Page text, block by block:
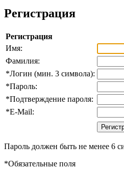
Регистрация
Регистрация
Имя:
Фамилия:
*Логин (мин. 3 символа):
*Пароль:
*Подтверждение пароля:
*E-Mail:
Пароль должен быть не менее 6
*Обязательные поля